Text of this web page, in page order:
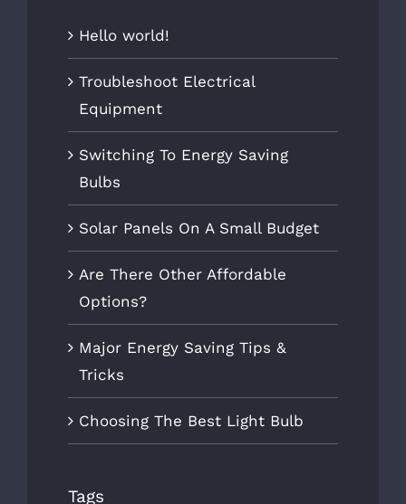
Hello world!
Troubleshoot Electrical
Equipment
Switching To Energy Saving
Bulbs
Solar Panels On A Small Budget
Are There Other Affordable
Options?
Major Energy Saving Tips &
Tricks
Choosing The Best Light Bulb
Tags